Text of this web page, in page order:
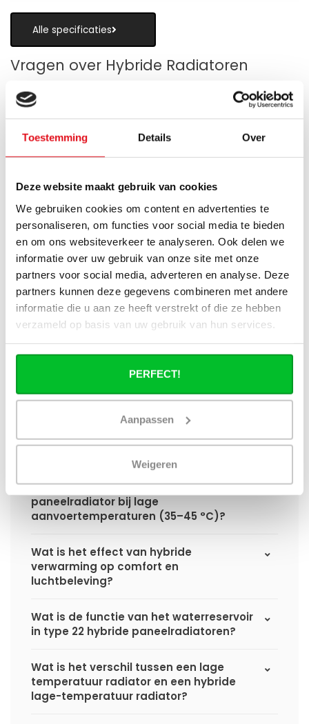
Toestemming Details Over
Deze website maakt gebruik van cookies
We gebruiken cookies om content en advertenties te
personaliseren, om functies voor social media te bieden
en om ons websiteverkeer te analyseren. Ook delen we
informatie over uw gebruik van onze site met onze
partners voor social media, adverteren en analyse. Deze
partners kunnen deze gegevens combineren met andere
informatie die u aan ze heeft verstrekt of die ze hebben
verzameld op basis van uw gebruik van hun services.
PERFECT!
Aanpassen
Weigeren
Alle specificaties
Vragen over Hybride Radiatoren
Is een hybride paneelradiator geschikt
Wanneer zijn de warmteboosters het
meest nuttig?
Wat is technisch gezien een hybride
paneelradiator?
Hoe verschilt de warmteafgifte van een
hybride paneelradiator ten opzichte van
Wat is het voordeel van geïntegreerde
radiatorventilatoren?
Waarom is een hybride paneelradiator
Hoe presteert een hybride
paneelradiator bij lage
aanvoertemperaturen (35–45 °C)?
Wat is het effect van hybride
verwarming op comfort en
luchtbeleving?
Wat is de functie van het waterreservoir
in type 22 hybride paneelradiatoren?
Wat is het verschil tussen een lage
temperatuur radiator en een hybride
lage-temperatuur radiator?